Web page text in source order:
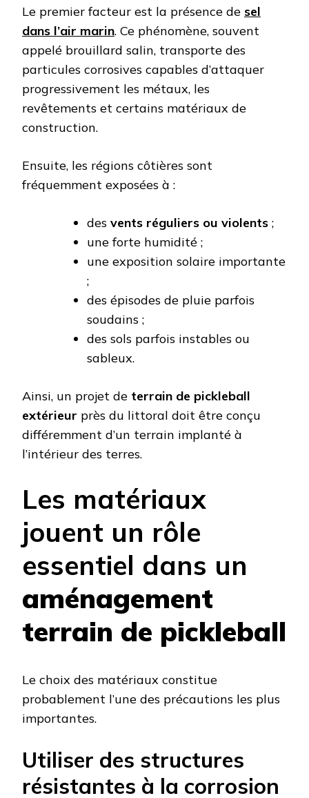
Le premier facteur est la présence de sel
dans l’air marin. Ce phénomène, souvent
appelé brouillard salin, transporte des
particules corrosives capables d’attaquer
progressivement les métaux, les
revêtements et certains matériaux de
construction.
Ensuite, les régions côtières sont
fréquemment exposées à :
des vents réguliers ou violents ;
une forte humidité ;
une exposition solaire importante
;
des épisodes de pluie parfois
soudains ;
des sols parfois instables ou
sableux.
Ainsi, un projet de terrain de pickleball
extérieur près du littoral doit être conçu
différemment d’un terrain implanté à
l’intérieur des terres.
Les matériaux
jouent un rôle
essentiel dans un
aménagement
terrain de pickleball
Le choix des matériaux constitue
probablement l’une des précautions les plus
importantes.
Utiliser des structures
résistantes à la corrosion